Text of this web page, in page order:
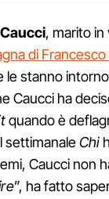
, marito in
di
stanno
Caucci ha
quando è
settimanaleChi
Caucci non
”, ha fatto